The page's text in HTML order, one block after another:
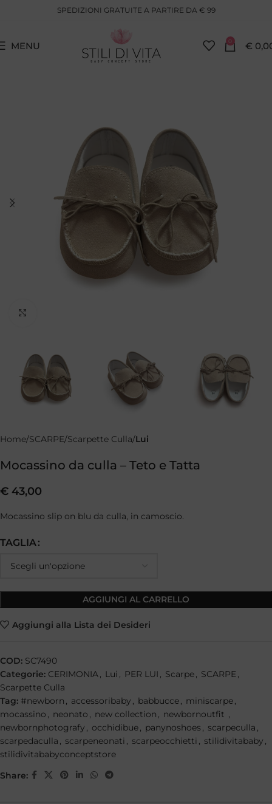
SPEDIZIONI GRATUITE A PARTIRE DA € 99
MENU 0 €
Home SCARPE Scarpette Culla Lui
Mocassino da culla – Teto e Tatta
€ 43,00
Mocassino slip on blu da culla, in camoscio.
TAGLIA
AGGIUNGI AL CARRELLO
Aggiungi alla Lista dei Desideri
COD: SC7490
Categorie: CERIMONIA, Lui , PER LUI , Scarpe, SCARPE,
Scarpette Culla
Tag: #newborn , accessoribaby , babbucce, miniscarpe,
mocassino , neonato , new collection , newbornoutfit ,
newbornphotografy , occhidibue, panynoshoes , scarpeculla ,
scarpedaculla , scarpeneonati , scarpeocchietti , stilidivitababy ,
stilidivitababyconceptstore
Share: